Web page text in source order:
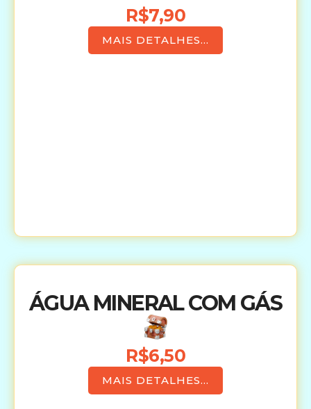
R$7,90
MAIS DETALHES...
ÁGUA MINERAL COM GÁS
R$6,50
MAIS DETALHES...